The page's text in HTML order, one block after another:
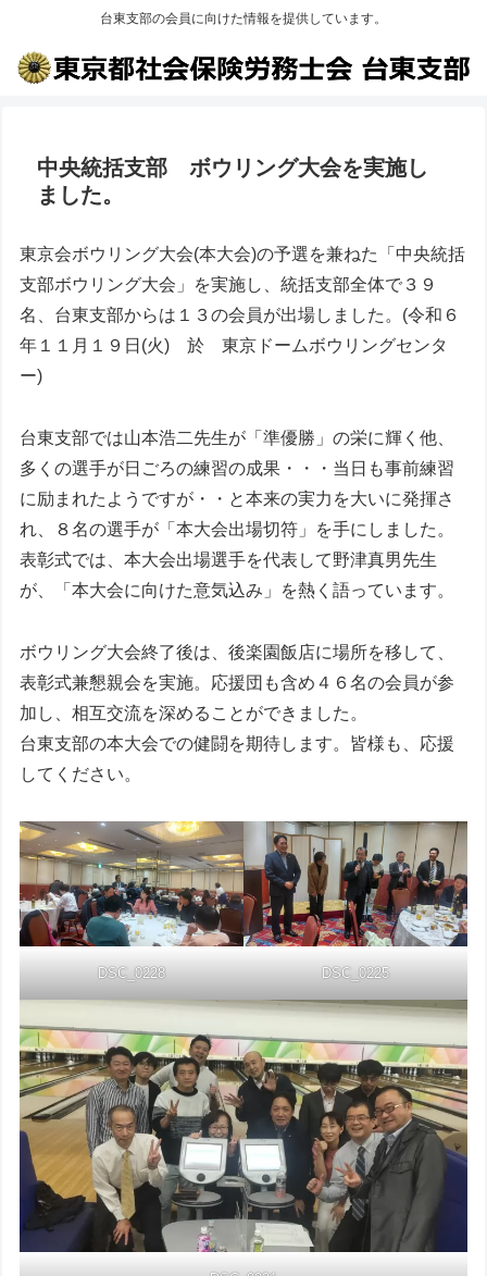
台東支部の会員に向けた情報を提供しています。
中央統括支部 ボウリング大会を実施し
ました。
東京会ボウリング大会(本大会)の予選を兼ねた「中央統括
支部ボウリング大会」を実施し、統括支部全体で３９
名、台東支部からは１３の会員が出場しました。(令和６
年１１月１９日(火) 於 東京ドームボウリングセンタ
ー)
台東支部では山本浩二先生が「準優勝」の栄に輝く他、
多くの選手が日ごろの練習の成果・・・当日も事前練習
に励まれたようですが・・と本来の実力を大いに発揮さ
れ、８名の選手が「本大会出場切符」を手にしました。
表彰式では、本大会出場選手を代表して野津真男先生
が、「本大会に向けた意気込み」を熱く語っています。
ボウリング大会終了後は、後楽園飯店に場所を移して、
表彰式兼懇親会を実施。応援団も含め４６名の会員が参
加し、相互交流を深めることができました。
台東支部の本大会での健闘を期待します。皆様も、応援
してください。
DSC_0228 DSC_0225